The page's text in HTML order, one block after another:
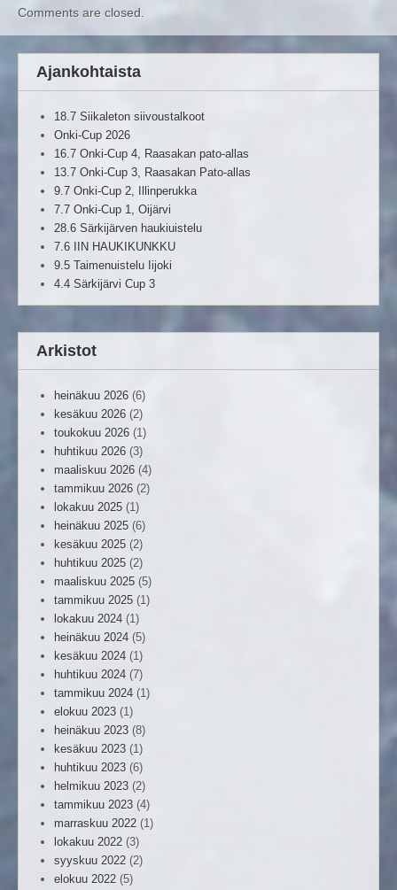
Comments are closed.
Ajankohtaista
18.7 Siikaleton siivoustalkoot
Onki-Cup 2026
16.7 Onki-Cup 4, Raasakan pato-allas
13.7 Onki-Cup 3, Raasakan Pato-allas
9.7 Onki-Cup 2, Illinperukka
7.7 Onki-Cup 1, Oijärvi
28.6 Särkijärven haukiuistelu
7.6 IIN HAUKIKUNKKU
9.5 Taimenuistelu Iijoki
4.4 Särkijärvi Cup 3
Arkistot
heinäkuu 2026 (6)
kesäkuu 2026 (2)
toukokuu 2026 (1)
huhtikuu 2026 (3)
maaliskuu 2026 (4)
tammikuu 2026 (2)
lokakuu 2025 (1)
heinäkuu 2025 (6)
kesäkuu 2025 (2)
huhtikuu 2025 (2)
maaliskuu 2025 (5)
tammikuu 2025 (1)
lokakuu 2024 (1)
heinäkuu 2024 (5)
kesäkuu 2024 (1)
huhtikuu 2024 (7)
tammikuu 2024 (1)
elokuu 2023 (1)
heinäkuu 2023 (8)
kesäkuu 2023 (1)
huhtikuu 2023 (6)
helmikuu 2023 (2)
tammikuu 2023 (4)
marraskuu 2022 (1)
lokakuu 2022 (3)
syyskuu 2022 (2)
elokuu 2022 (5)